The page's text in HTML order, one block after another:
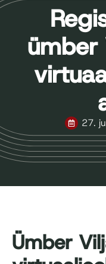
ümber
27.
Ümber